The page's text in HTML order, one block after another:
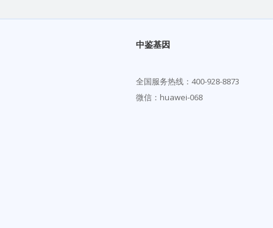
中鉴基因
全国服务热线： 400-928-8873
微信：huawei-068